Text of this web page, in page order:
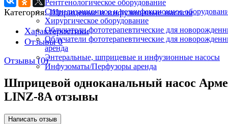
Рентгенологическое оборудование
Стерилизационное и дезинфекционное
Хирургическое оборудование
Облучатели фототерапевтические для
Облучатели фототерапевтические для
аренда
Энтеральные, шприцевые и инфузионные насосы
Инфузоматы/Перфузоры аренда
Категория:Шприцевые и инфузионные насосы
Характеристики
Отзывы0
Отзывы (0)
Шприцевой одноканальный насос
LINZ-8A отзывы